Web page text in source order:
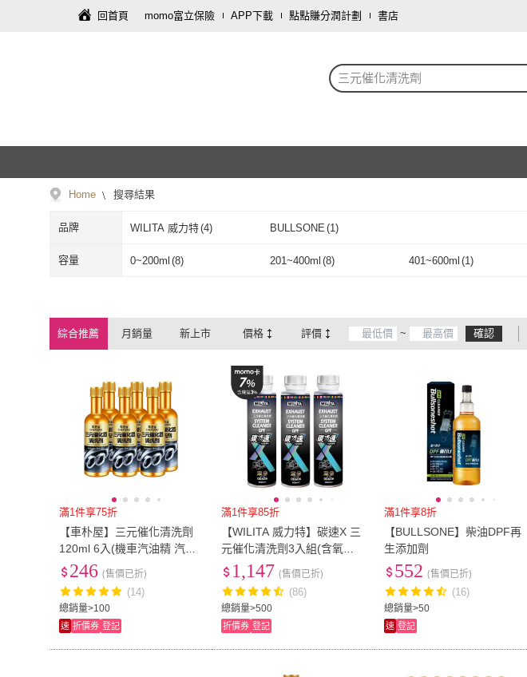
回首頁 momo富立保險 APP下載 點點賺分潤計劃 書店
三元催化清洗劑
Home 搜尋結果
品牌 WILITA 威力特(4) BULLSONE (1)
WILITA 威力特 BULLSONE
容量 0~200ml (8) 201~400ml (8) 401~600ml (1)
綜合推薦 月銷量 新上市 價格 評價 ~ 確認
滿1件享75折
【車朴屋】三元催化清洗劑
120ml 6入(機車汽油精 汽車
積碳清潔劑 汽油添加劑 燃油
總銷量>100
246 (售價已折)
(14)
速 折價券 登記
滿1件享85折
【WILITA 威力特】碳速X 三
元催化清洗劑3入組(含氧感
知器/觸媒轉換器/積碳清除)
最新升級版
總銷量>500
1,147 (售價已折)
(86)
折價券 登記
滿1件享8折
【BULLSONE】柴油DPF再
生添加劑
總銷量>50
552 (售價已折)
(16)
速 登記